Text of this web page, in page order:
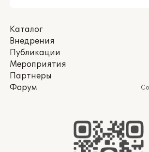
Каталог
Внедрения
Публикации
Мероприятия
Партнеры
Форум